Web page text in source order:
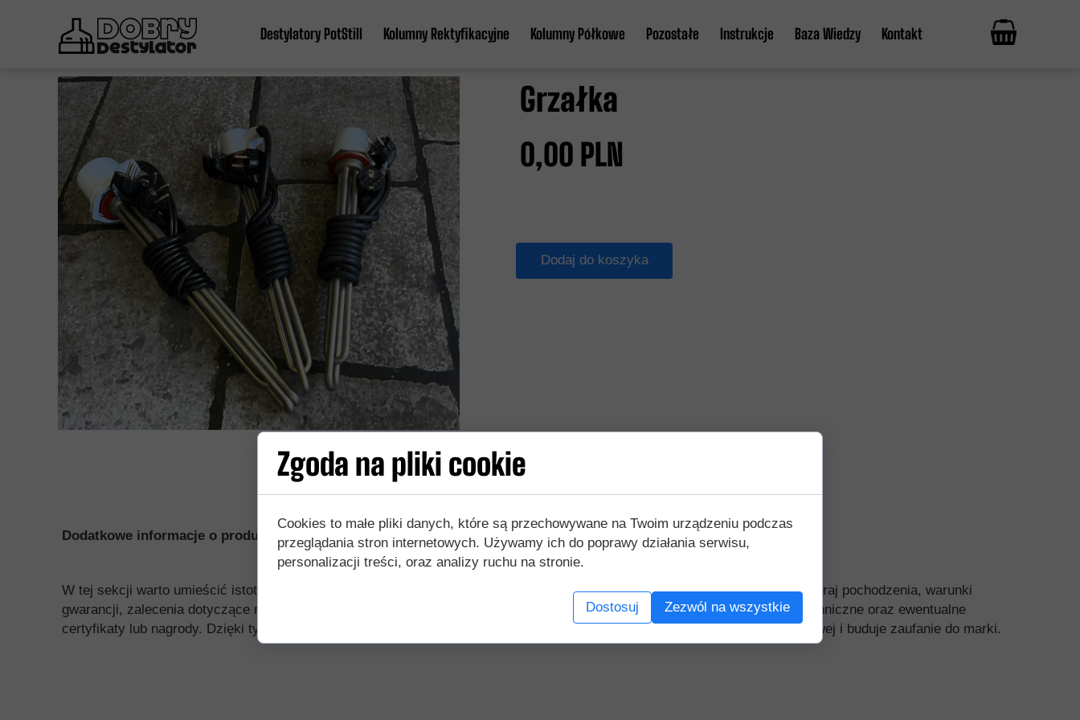
Destylatory PotStill
PotStill fi 76
Wszystkie PotStill
Kolumny Rektyfikacyjne
Kolumna klasyczna fi 76
Kolumna aabratek fi 54
Kolumna aabratek fi 76
Wszystkie Kolumny
Kolumny Półkowe
Pozostałe
Instrukcje Baza Wiedzy Kontakt
Dodaj do koszyka
0,00 PLN
Grzałka
Dodatkowe informacje o produkcie
W tej sekcji warto umieścić istotne informacje, takie jak skład/materiał, instrukcje konserwacji/użytkowania, wymiary i waga, kraj pochodzenia, warunki
gwarancji, zalecenia dotyczące montażu/montażu, informacje o bezpieczeństwie, zgodność z normami/standardami, dane techniczne oraz ewentualne
certyfikaty lub nagrody. Dzięki tym danym klienci otrzymują kompletny obraz produktu, co ułatwia im podjęcie decyzji zakupowej i buduje zaufanie do marki.
Zgoda na pliki cookie
Cookies to małe pliki danych, które są przechowywane na Twoim urządzeniu podczas
przeglądania stron internetowych. Używamy ich do poprawy działania serwisu,
personalizacji treści, oraz analizy ruchu na stronie.
Dostosuj Zezwól na wszystkie